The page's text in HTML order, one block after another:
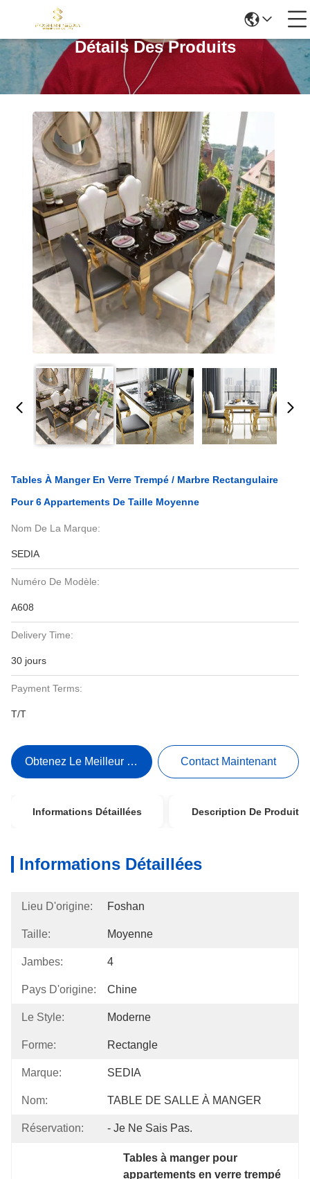
Détails Des Produits
Tables À Manger En Verre Trempé / Marbre Rectangulaire
Pour 6 Appartements De Taille Moyenne
Nom De La Marque:
SEDIA
Numéro De Modèle:
A608
Delivery Time:
30 jours
Payment Terms:
T/T
Obtenez Le Meilleur Prix Contact Maintenant
Informations Détaillées Description De Produit
Informations Détaillées
Lieu D'origine: Foshan
Taille: Moyenne
Jambes: 4
Pays D'origine: Chine
Le Style: Moderne
Forme: Rectangle
Marque: SEDIA
Nom: TABLE DE SALLE À MANGER
Réservation: - Je Ne Sais Pas.
Tables à manger pour
appartements en verre trempé